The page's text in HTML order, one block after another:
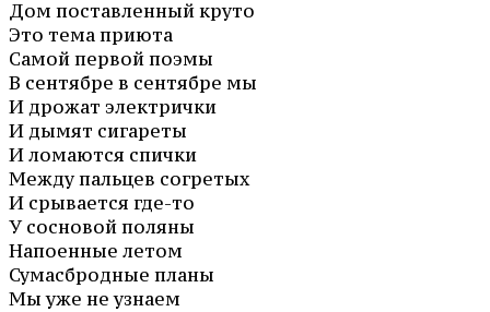
Дом поставленный круто
Это тема приюта
Самой первой поэмы
В сентябре в сентябре мы
И дрожат электрички
И дымят сигареты
И ломаются спички
Между пальцев согретых
И срывается где-то
У сосновой поляны
Напоенные летом
Сумасбродные планы
Мы уже не узнаем